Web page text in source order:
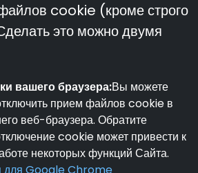
cookie (кроме строго
это можно двумя
вашего браузера:Вы можете
прием файлов cookie в
веб-браузера. Обратите
cookie может привести к
некоторых функций Сайта.